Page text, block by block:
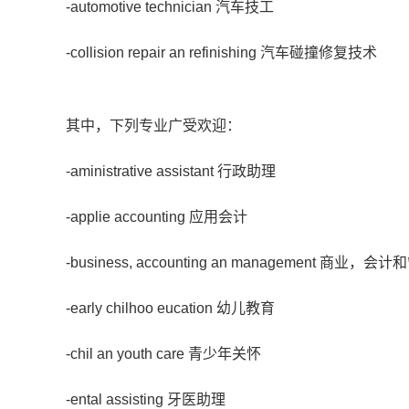
-automotive technician 汽车技工
-collision repair an refinishing 汽车碰撞修复技术
其中，下列专业广受欢迎 ：
-aministrative assistant 行政助理
-applie accounting 应用会计
-business, accounting an management 商业，会计
-early chilhoo eucation 幼儿教育
-chil an youth care 青少年关怀
-ental assisting 牙医助理